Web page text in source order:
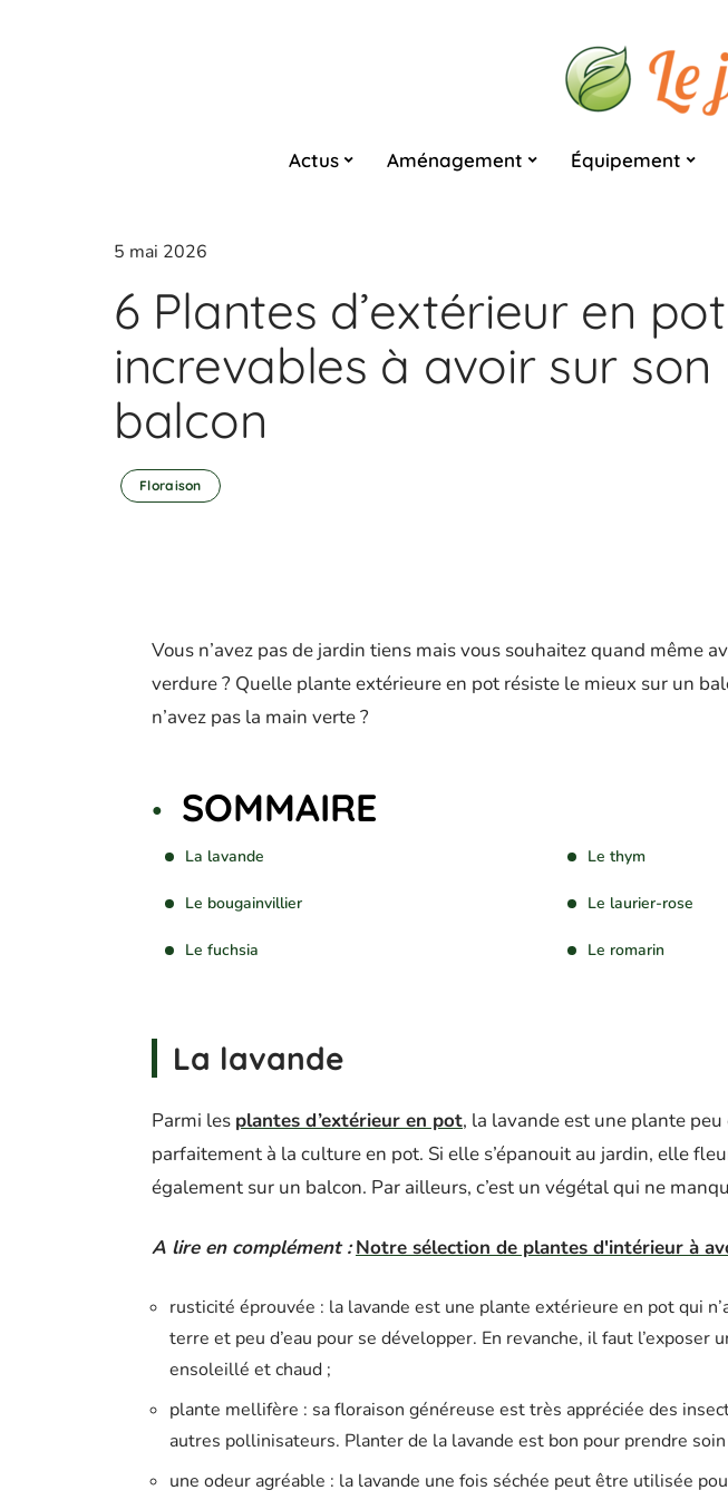
Actus Aménagement Équipement
5 mai 2026
6 Plantes d’extérieur en pot
increvables à avoir sur son
balcon
Floraison
Vous n’avez pas de jardin tiens mais vous souhaitez quand même
verdure ? Quelle plante extérieure en pot résiste le mieux sur un
n’avez pas la main verte ?
SOMMAIRE
La lavande
Le bougainvillier
Le fuchsia
Le thym
Le laurier-rose
Le romarin
La lavande
Parmi les plantes d’extérieur en pot, la lavande est une plante
parfaitement à la culture en pot. Si elle s’épanouit au jardin, elle
également sur un balcon. Par ailleurs, c’est un végétal qui ne
A lire en complément : Notre sélection de plantes d'intérieur à
rusticité éprouvée : la lavande est une plante extérieure en pot qui
terre et peu d’eau pour se développer. En revanche, il faut l’exposer
ensoleillé et chaud ;
plante mellifère : sa floraison généreuse est très appréciée des
autres pollinisateurs. Planter de la lavande est bon pour prendre
une odeur agréable : la lavande une fois séchée peut être utilisée